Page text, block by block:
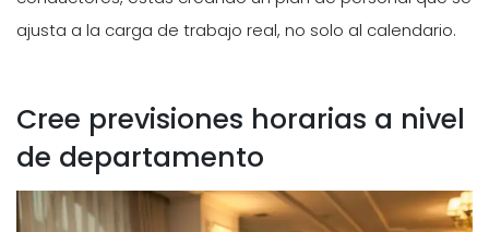
ajusta a la carga de trabajo real, no solo al calendario.
Cree previsiones horarias a nivel
de departamento